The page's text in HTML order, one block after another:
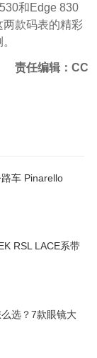
和Edge 830
款码表的精彩
责任编辑：CC
车 Pinarello
RSL LACE系带
选？7款眼镜大